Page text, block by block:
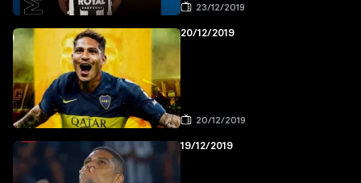
23/12/2019
20/12/2019
20/12/2019
19/12/2019